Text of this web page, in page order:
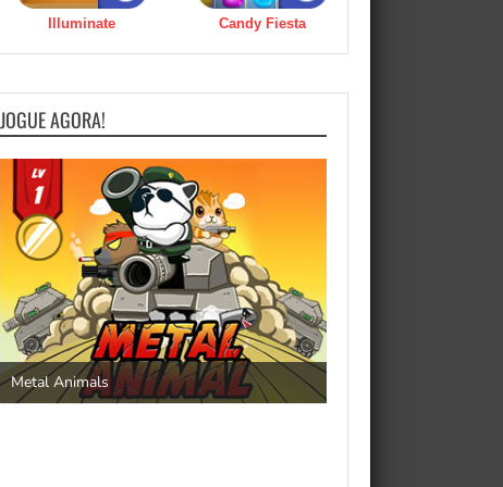
Illuminate Candy Fiesta
JOGUE AGORA!
Metal Animals